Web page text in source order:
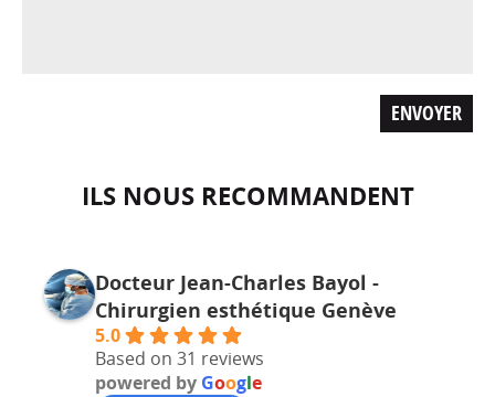
ILS NOUS RECOMMANDENT
Docteur Jean-Charles Bayol -
Chirurgien esthétique Genève
5.0
Based on 31 reviews
powered by Google